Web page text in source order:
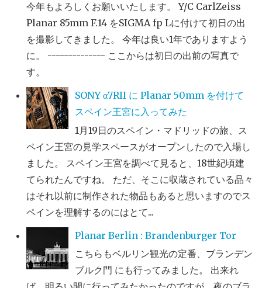
今年もよろしくお願いいたします。 Y/C CarlZeiss
Planar 85mm F.14 をSIGMA fp Lに付けて初日の出
を撮影してきました。 今年は良い1年でありますよう
に。 -------------- ここからは初日の出前の写真で
す。
SONY α7RII に Planar 50mm を付けて
スペイン王宮に入ってみた
1月19日のスペイン・マドリッドの旅、ス
ペイン王宮の見学スペースがオープンしたので入場し
ました。 スペイン王宮を調べて見ると、18世紀頃建
てられたんですね。 ただ、そこに収蔵されている品々
はそれ以前に制作された物品もあると思いますのでス
ペインを理解するのにはとて...
Planar Berlin : Brandenburger Tor
こちらもベルリン観光の定番、ブランデン
ブルク門 にも行ってみました。 出来れ